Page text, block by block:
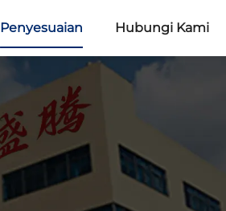
Penyesuaian Hubungi Kami